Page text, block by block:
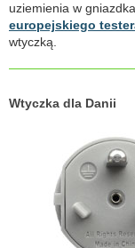
uziemienia w
europejskiego
wtyczką.
Wtyczka dla Danii